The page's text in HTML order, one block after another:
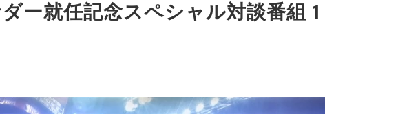
ー就任記念スペシャル対談番組 1